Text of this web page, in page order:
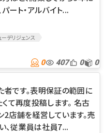
ート・アルバイト...
ーデリジェンス
0 407 0 0
です。表明保証の範囲に
て再度投稿します。 名古
2店舗を経営しています。売
、従業員は社員7...